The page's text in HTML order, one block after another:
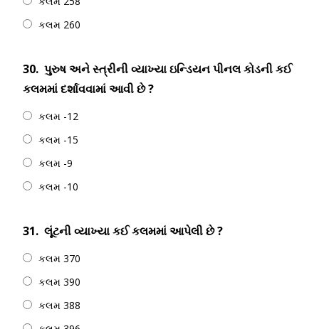
કલમ 260
30. પુરુષ અને સ્ત્રીની વ્યાખ્યા ઇન્ડિયન પીનલ કોડની કઈ
કલમમાં દર્શાવવામાં આવી છે ?
કલમ -12
કલમ -15
કલમ -9
કલમ -10
31. લૂંટની વ્યાખ્યા કઈ કલમમાં આપેલી છે ?
કલમ 370
કલમ 390
કલમ 388